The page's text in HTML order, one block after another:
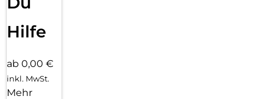
Hilfe
ab 0,00 €
inkl. MwSt.
Mehr